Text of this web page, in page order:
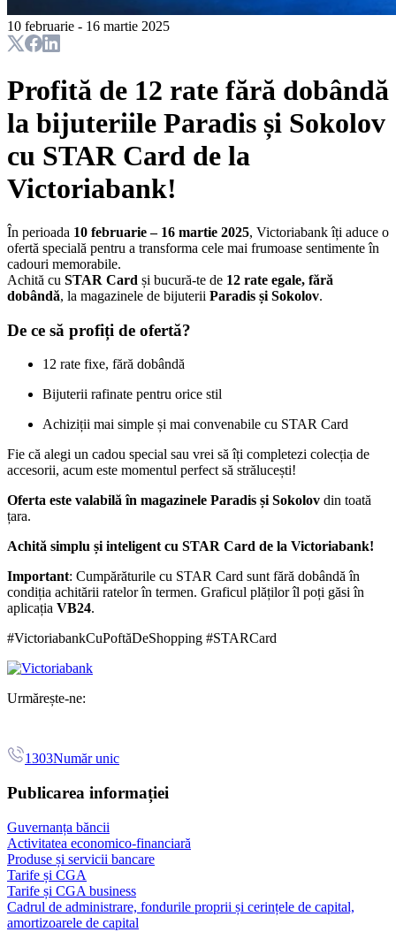
10 februarie - 16 martie 2025
Profită de 12 rate fără dobândă
la bijuteriile Paradis și Sokolov
cu STAR Card de la
Victoriabank!
În perioada 10 februarie – 16 martie 2025, Victoriabank îți aduce o
ofertă specială pentru a transforma cele mai frumoase sentimente în
cadouri memorabile.
Achită cu STAR Card și bucură-te de 12 rate egale, fără
dobândă, la magazinele de bijuterii Paradis și Sokolov.
De ce să profiți de ofertă?
12 rate fixe, fără dobândă
Bijuterii rafinate pentru orice stil
Achiziții mai simple și mai convenabile cu STAR Card
Fie că alegi un cadou special sau vrei să îți completezi colecția de
accesorii, acum este momentul perfect să strălucești!
Oferta este valabilă în magazinele Paradis și Sokolov din toată
țara.
Achită simplu și inteligent cu STAR Card de la Victoriabank!
Important: Cumpărăturile cu STAR Card sunt fără dobândă în
condiția achitării ratelor în termen. Graficul plăților îl poți găsi în
aplicația VB24.
#VictoriabankCuPoftăDeShopping #STARCard
Urmărește-ne:
1303Număr unic
Publicarea informației
Guvernanța băncii
Activitatea economico-financiară
Produse și servicii bancare
Tarife și CGA
Tarife și CGA business
Cadrul de administrare, fondurile proprii și cerințele de capital,
amortizoarele de capital